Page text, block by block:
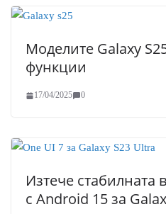
Моделите Galaxy
функции
17/04/2025 0
Изтече стабилната
с Android 15 за